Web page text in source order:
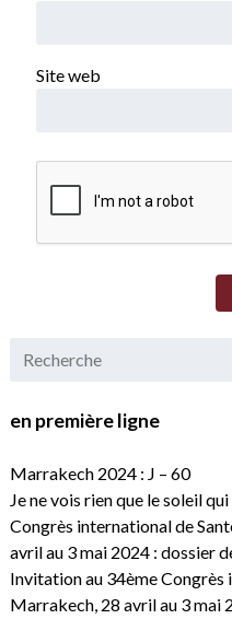
Site web
en première ligne
Marrakech 2024 : J – 60
Je ne vois rien que le soleil
Congrès international de
avril au 3 mai 2024 : dossier
Invitation au 34ème Congrès
Marrakech, 28 avril au 3 mai